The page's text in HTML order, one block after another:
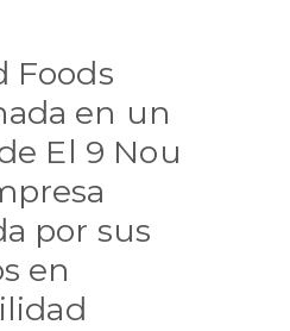
Foods
en un
El 9 Nou
por sus
en